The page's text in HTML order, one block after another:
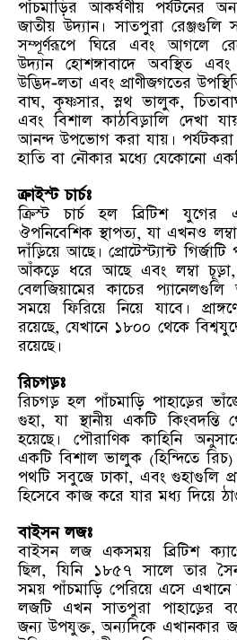
পাঁচমাড়ির আকর্ষণীয় পর্যটনের
জাতীয় উদ্যান। সাতপুরা রেঞ্জগুলি
সম্পূর্ণরূপে ঘিরে এবং আগলে
উদ্যান হোশঙ্গাবাদে অবস্থিত
উদ্ভিদ-লতা এবং প্রাণীজগতের
বাঘ, কৃষ্ণসার, স্লথ ভালুক,
এবং বিশাল কাঠবিড়ালি দেখা
আনন্দ উপভোগ করা যায়। পর্যটকরা
হাতি বা নৌকার মধ্যে যেকোনো
ক্রাইস্ট চার্চঃ
ক্রিস্ট চার্চ হল ব্রিটিশ যুগের
ঔপনিবেশিক স্থাপত্য, যা এখনও
দাঁড়িয়ে আছে। প্রোটেস্ট্যান্ট
আঁকড়ে ধরে আছে এবং লম্বা
বেলজিয়ামের কাচের
সময়ে ফিরিয়ে নিয়ে যাবে।
রয়েছে, যেখানে ১৮০০ থেকে
রয়েছে।
রিচগড়ঃ
রিচগড় হল পাঁচমাড়ি পাহাড়ের
গুহা, যা স্থানীয় একটি
হয়েছে। পৌরাণিক কাহিনি
একটি বিশাল ভালুক (হিন্দিতে
পথটি সবুজে ঢাকা, এবং গুহাগুলি
হিসেবে কাজ করে যার মধ্য দিয়ে
বাইসন লজঃ
বাইসন লজ একসময় ব্রিটিশ
ছিল, যিনি ১৮৫৭ সালে তার
সময় পাঁচমাড়ি পেরিয়ে এসে এখানে
লজটি এখন সাতপুরা পাহাড়ের
জন্য উপযুক্ত, অন্যদিকে এখানকার